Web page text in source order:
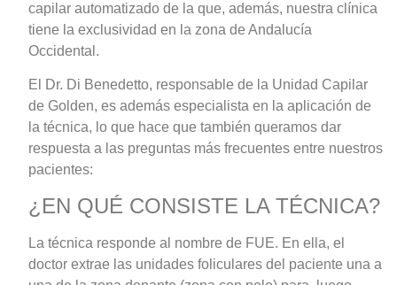
capilar automatizado de la que, además, nuestra clínica
tiene la exclusividad en la zona de Andalucía
Occidental.
El Dr. Di Benedetto, responsable de la Unidad Capilar
de Golden, es además especialista en la aplicación de
la técnica, lo que hace que también queramos dar
respuesta a las preguntas más frecuentes entre nuestros
pacientes:
¿EN QUÉ CONSISTE LA TÉCNICA?
La técnica responde al nombre de FUE. En ella, el
doctor extrae las unidades foliculares del paciente una a